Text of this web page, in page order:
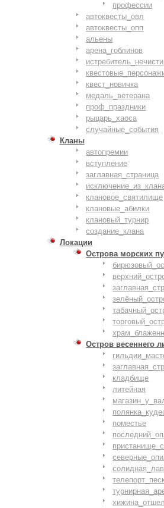
профессии
автоквесты_овл
автоквесты_опп
альены
арена_гоблинов
истребитель_нечисти
квест_новичка
медаль_ветерана
проф_праздники
рыцарь_хаоса
случайные_события
Кланы
автопремии
вступление
заглавная_страница
клановое_святилище
клановые_абилки
клановый_турнир
создание_клана
Локации
Острова морских
Остров весеннего
кладбище
литейная
поместье